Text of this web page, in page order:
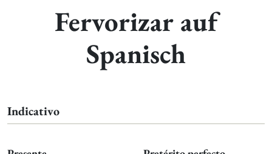
Fervorizar auf
Spanisch
Indicativo